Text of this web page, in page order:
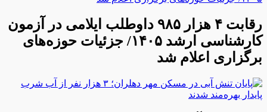
رقابت ۴ هزار ۹۸۵ داوطلب ایلامی در آزمون
کارشناسی ارشد ۱۴۰۵/ جزئیات حوزه‌های
برگزاری اعلام شد